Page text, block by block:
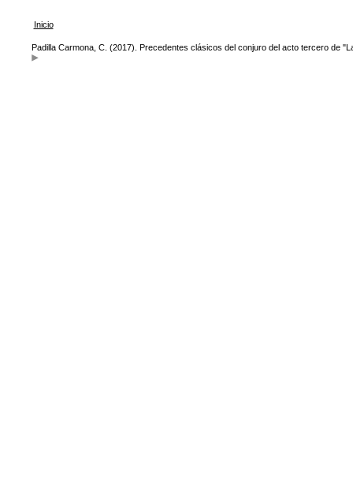
Inicio
Padilla Carmona, C. (2017). Precedentes clásicos del conjuro del acto tercero de